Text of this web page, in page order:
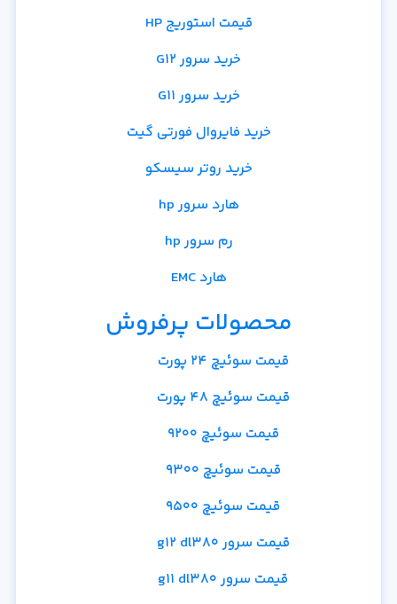
قیمت استوریج HP
خرید سرور G12
خرید سرور G11
خرید فایروال فورتی گیت
خرید روتر سیسکو
هارد سرور hp
رم سرور hp
هارد EMC
محصولات پرفروش
قیمت سوئیچ 24 پورت
قیمت سوئیچ 48 پورت
قیمت سوئیچ 9200
قیمت سوئیچ 9300
قیمت سوئیچ 9500
قیمت سرور g12 dl380
قیمت سرور g11 dl380